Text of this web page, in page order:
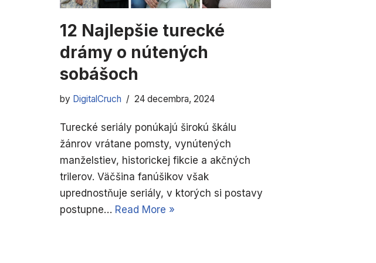
12 Najlepšie turecké
drámy o nútených
sobášoch
by DigitalCruch 24 decembra, 2024
Turecké seriály ponúkajú širokú škálu
žánrov vrátane pomsty, vynútených
manželstiev, historickej fikcie a akčných
trilerov. Väčšina fanúšikov však
uprednostňuje seriály, v ktorých si postavy
postupne… Read More »